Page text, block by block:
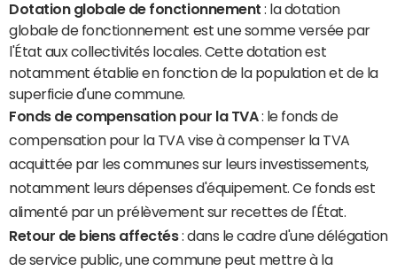
Dotation globale de fonctionnement : la dotation
globale de fonctionnement est une somme versée par
l'État aux collectivités locales. Cette dotation est
notamment établie en fonction de la population et de la
superficie d'une commune.
Fonds de compensation pour la TVA: le fonds de
compensation pour la TVA vise à compenser la TVA
acquittée par les communes sur leurs investissements,
notamment leurs dépenses d'équipement. Ce fonds est
alimenté par un prélèvement sur recettes de l'État.
Retour de biens affectés: dans le cadre d'une délégation
de service public, une commune peut mettre à la